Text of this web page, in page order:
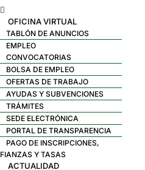
Menú
OFICINA VIRTUAL
TABLÓN DE ANUNCIOS
EMPLEO
CONVOCATORIAS
BOLSA DE EMPLEO
OFERTAS DE TRABAJO
AYUDAS Y SUBVENCIONES
TRÁMITES
SEDE ELECTRÓNICA
PORTAL DE TRANSPARENCIA
PAGO DE INSCRIPCIONES,
FIANZAS Y TASAS
ACTUALIDAD